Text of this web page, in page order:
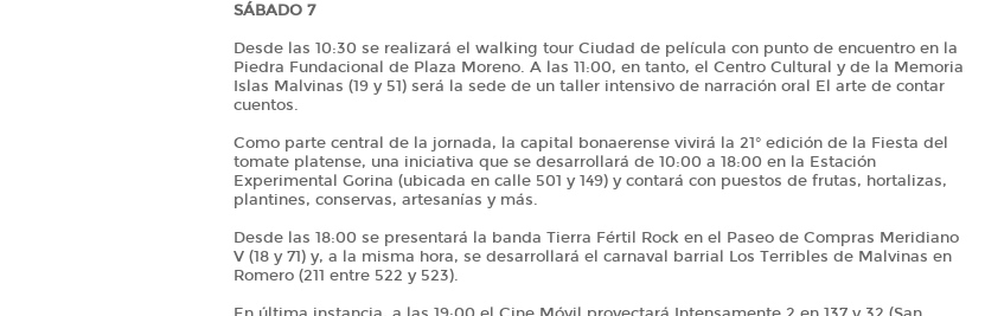
SÁBADO 7
Desde las 10:30 se realizará el walking tour Ciudad de película con punto de encuentro en la
Piedra Fundacional de Plaza Moreno. A las 11:00, en tanto, el Centro Cultural y de la Memoria
Islas Malvinas (19 y 51) será la sede de un taller intensivo de narración oral El arte de contar
cuentos.
Como parte central de la jornada, la capital bonaerense vivirá la 21° edición de la Fiesta del
tomate platense, una iniciativa que se desarrollará de 10:00 a 18:00 en la Estación
Experimental Gorina (ubicada en calle 501 y 149) y contará con puestos de frutas, hortalizas,
plantines, conservas, artesanías y más.
Desde las 18:00 se presentará la banda Tierra Fértil Rock en el Paseo de Compras Meridiano
V (18 y 71) y, a la misma hora, se desarrollará el carnaval barrial Los Terribles de Malvinas en
Romero (211 entre 522 y 523).